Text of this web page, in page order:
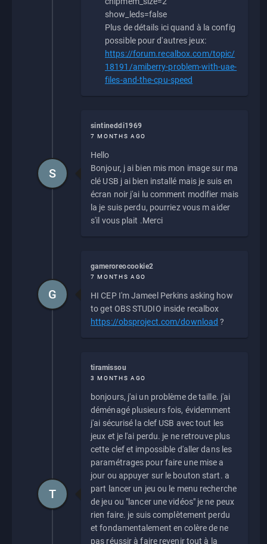
show_leds=false
Plus de détails ici quand à la config
possible pour d'autres jeux:
https://forum.recalbox.com/topic/
18191/amiberry-problem-with-uae-
files-and-the-cpu-speed
sintineddi1969
7 MONTHS AGO
Hello
Bonjour, j ai bien mis mon image sur ma
clé USB j ai bien installé mais je suis en
écran noir j'ai lu comment modifier mais
la je suis perdu, pourriez vous m aider
s'il vous plait .Merci
S
gameroreocookie2
7 MONTHS AGO
HI CEP I'm Jameel Perkins asking how
to get OBS STUDIO inside recalbox
https://obsproject.com/download ?
G
tiramissou
3 MONTHS AGO
bonjours, j'ai un problème de taille. j'ai
déménagé plusieurs fois, évidemment
j'ai sécurisé la clef USB avec tout les
jeux et je l'ai perdu. je ne retrouve plus
cette clef et impossible d'aller dans les
paramétrages pour faire une mise a
jour ou appuyer sur le bouton start. a
part lancer un jeu ou le menu recherche
de jeu ou "lancer une vidéos" je ne peux
rien faire. je suis complètement perdu
et fondamentalement en colère de ne
pas réussir à faire revenir tout à la
T